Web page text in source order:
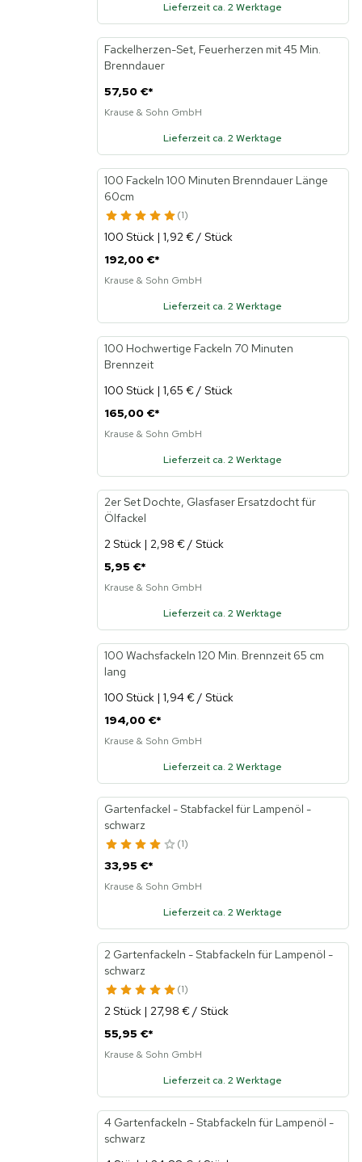
Lieferzeit ca. 2 Werktage
Fackelherzen-Set, Feuerherzen mit 45 Min.
Brenndauer
57,50 €*
Krause & Sohn GmbH
Lieferzeit ca. 2 Werktage
100 Fackeln 100 Minuten Brenndauer Länge
60cm
1
100 Stück | 1,92 € / Stück
192,00 €*
Krause & Sohn GmbH
Lieferzeit ca. 2 Werktage
100 Hochwertige Fackeln 70 Minuten
Brennzeit
100 Stück | 1,65 € / Stück
165,00 €*
Krause & Sohn GmbH
Lieferzeit ca. 2 Werktage
2er Set Dochte, Glasfaser Ersatzdocht für
Ölfackel
2 Stück | 2,98 € / Stück
5,95 €*
Krause & Sohn GmbH
Lieferzeit ca. 2 Werktage
100 Wachsfackeln 120 Min. Brennzeit 65 cm
lang
100 Stück | 1,94 € / Stück
194,00 €*
Krause & Sohn GmbH
Lieferzeit ca. 2 Werktage
Gartenfackel - Stabfackel für Lampenöl -
schwarz
1
33,95 €*
Krause & Sohn GmbH
Lieferzeit ca. 2 Werktage
2 Gartenfackeln - Stabfackeln für Lampenöl -
schwarz
1
2 Stück | 27,98 € / Stück
55,95 €*
Krause & Sohn GmbH
Lieferzeit ca. 2 Werktage
4 Gartenfackeln - Stabfackeln für Lampenöl -
schwarz